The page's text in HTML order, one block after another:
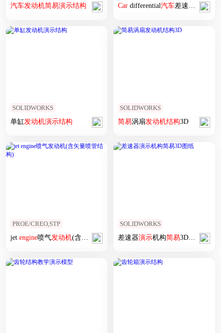
汽车发动机简易演示结构 Cardifferential汽车差速器 结构
SOLIDWORKS
单缸发动机演示结构
SOLIDWORKS
简易涡扇发动机结构3D
PROE/CREO,STP
jet engine喷气发动机(含矢量喷管 结构)
SOLIDWORKS
差速器演示机构简易3D图纸